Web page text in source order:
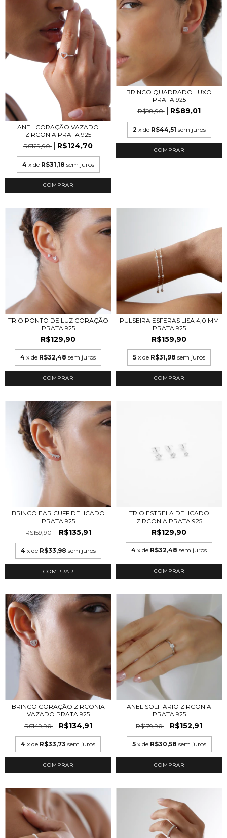
ANEL CORAÇÃO VAZADO
ZIRCONIA PRATA 925
R$129,90
R$124,70
4 x de R$31,18 sem juros
COMPRAR
BRINCO QUADRADO LUXO
PRATA 925
R$98,90
R$89,01
2 x de R$44,51 sem juros
TRIO PONTO DE LUZ CORAÇÃO
PRATA 925
R$129,90
4 x de R$32,48 sem juros
PULSEIRA ESFERAS LISA 4,0 MM
PRATA 925
R$159,90
5 x de R$31,98 sem juros
BRINCO EAR CUFF DELICADO
PRATA 925
R$159,90
R$135,91
4 x de R$33,98 sem juros
TRIO ESTRELA DELICADO
ZIRCONIA PRATA 925
R$129,90
4 x de R$32,48 sem juros
BRINCO CORAÇÃO ZIRCONIA
VAZADO PRATA 925
R$149,90
R$134,91
4 x de R$33,73 sem juros
ANEL SOLITÁRIO ZIRCONIA
PRATA 925
R$179,90
R$152,91
5 x de R$30,58 sem juros
COMPRAR